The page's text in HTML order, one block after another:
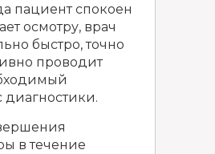
пациент спокоен
осмотру, врач
быстро, точно
проводит
диагностики.
в течение